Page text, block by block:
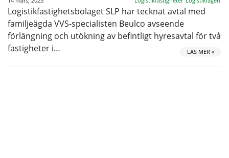
Logistikfastighetsbolaget SLP har tecknat avtal med
familjeägda VVS-specialisten Beulco avseende
förlängning och utökning av befintligt hyresavtal för två
fastigheter i…
LÄS MER »